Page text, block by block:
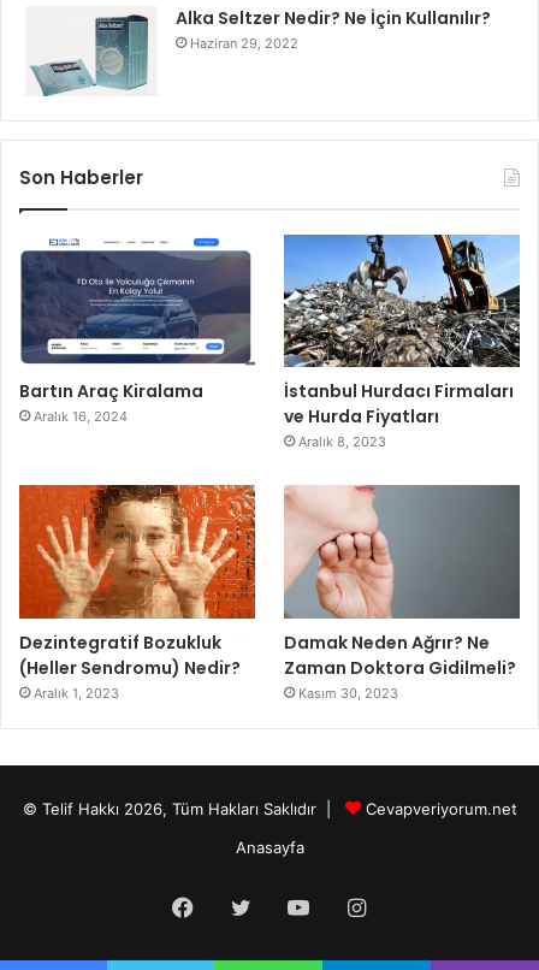
Alka Seltzer Nedir? Ne İçin Kullanılır?
Haziran 29, 2022
Son Haberler
Bartın Araç Kiralama
Aralık 16, 2024
İstanbul Hurdacı Firmaları
ve Hurda Fiyatları
Aralık 8, 2023
Dezintegratif Bozukluk
(Heller Sendromu) Nedir?
Aralık 1, 2023
Damak Neden Ağrır? Ne
Zaman Doktora Gidilmeli?
Kasım 30, 2023
© Telif Hakkı 2026, Tüm Hakları Saklıdır |
Cevapveriyorum.net
Anasayfa
Facebook
TwitterYouTubeInstagram